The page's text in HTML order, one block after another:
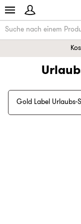
Gold Label Urlaubs-